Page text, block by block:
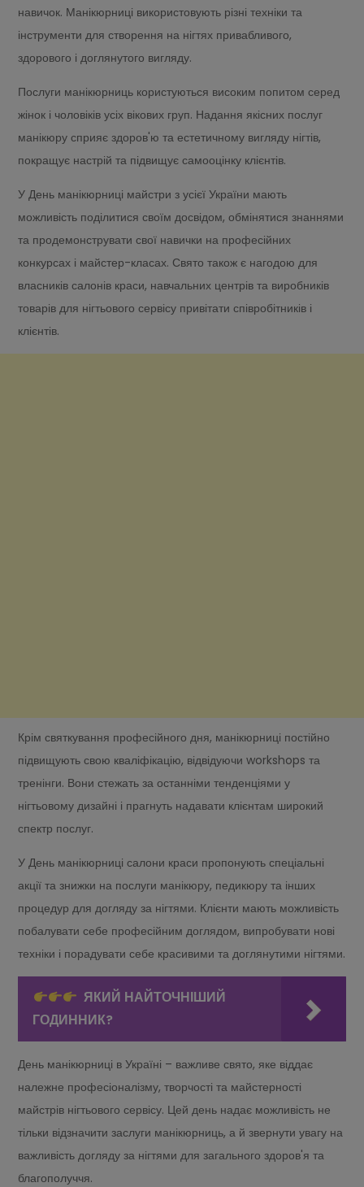
навичок. Манікюрниці використовують різні техніки та
інструменти для створення на нігтях привабливого,
здорового і доглянутого вигляду.
Послуги манікюрниць користуються високим попитом серед
жінок і чоловіків усіх вікових груп. Надання якісних послуг
манікюру сприяє здоров'ю та естетичному вигляду нігтів,
покращує настрій та підвищує самооцінку клієнтів.
У День манікюрниці майстри з усієї України мають
можливість поділитися своїм досвідом, обмінятися знаннями
та продемонструвати свої навички на професійних
конкурсах і майстер-класах. Свято також є нагодою для
власників салонів краси, навчальних центрів та виробників
товарів для нігтьового сервісу привітати співробітників і
клієнтів.
Крім святкування професійного дня, манікюрниці постійно
підвищують свою кваліфікацію, відвідуючи workshops та
тренінги. Вони стежать за останніми тенденціями у
нігтьовому дизайні і прагнуть надавати клієнтам широкий
спектр послуг.
У День манікюрниці салони краси пропонують спеціальні
акції та знижки на послуги манікюру, педикюру та інших
процедур для догляду за нігтями. Клієнти мають можливість
побалувати себе професійним доглядом, випробувати нові
техніки і порадувати себе красивими та доглянутими нігтями.
ЯКИЙ НАЙТОЧНІШИЙ
ГОДИННИК?
День манікюрниці в Україні – важливе свято, яке віддає
належне професіоналізму, творчості та майстерності
майстрів нігтьового сервісу. Цей день надає можливість не
тільки відзначити заслуги манікюрниць, а й звернути увагу на
важливість догляду за нігтями для загального здоров'я та
благополуччя.